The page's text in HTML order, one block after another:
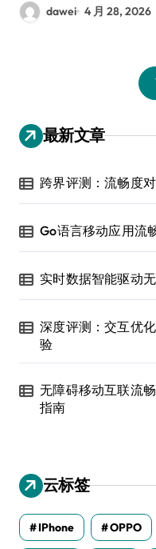
dawei 4 月 28, 2026
最新文章
跨界评测：流畅度
Go语言移动应用流
实时数据智能驱动
深度评测：交互优
验
无障碍移动互联流
指南
云标签
IPhone OPPO